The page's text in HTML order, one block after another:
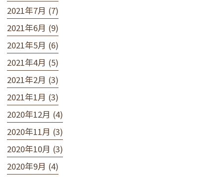
2021年7月 (7)
2021年6月 (9)
2021年5月 (6)
2021年4月 (5)
2021年2月 (3)
2021年1月 (3)
2020年12月 (4)
2020年11月 (3)
2020年10月 (3)
2020年9月 (4)